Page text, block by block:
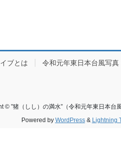
ブとは 令和元年東日本台風写真
© ”猪（しし）の満水”（令和元年東日本台
Powered by WordPress& Lightning